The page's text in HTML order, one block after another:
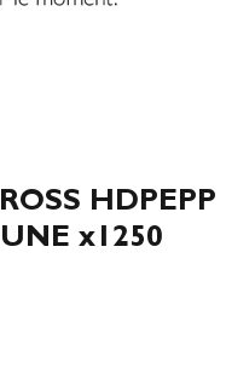
HDPEPP
x1250